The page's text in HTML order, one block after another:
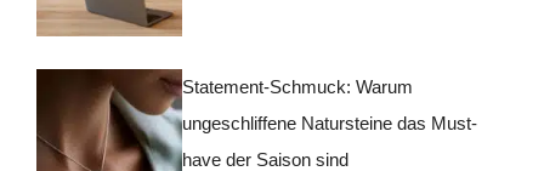
Statement-Schmuck: Warum
ungeschliffene Natursteine das Must-
have der Saison sind